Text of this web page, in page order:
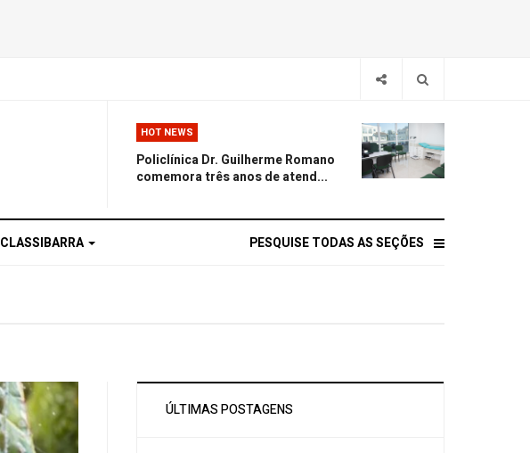
HOT NEWS
Policlínica Dr. Guilherme Romano
comemora três anos de atend...
CLASSIBARRA PESQUISE TODAS AS SEÇÕES
ÚLTIMAS POSTAGENS